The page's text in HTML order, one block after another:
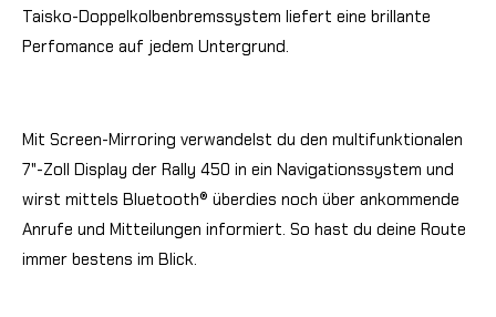
Taisko-Doppelkolbenbremssystem liefert eine brillante
Perfomance auf jedem Untergrund.
Mit Screen-Mirroring verwandelst du den multifunktionalen
7"-Zoll Display der Rally 450 in ein Navigationssystem und
wirst mittels Bluetooth® überdies noch über ankommende
Anrufe und Mitteilungen informiert. So hast du deine Route
immer bestens im Blick.